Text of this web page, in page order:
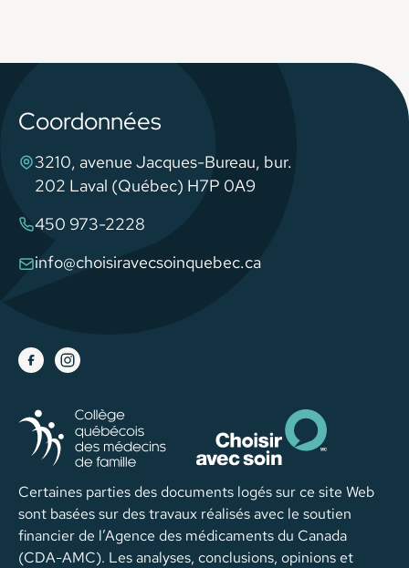
Coordonnées
3210, avenue Jacques-Bureau, bur.
202 Laval (Québec) H7P 0A9
450 973-2228
info@choisiravecsoinquebec.ca
Certaines parties des documents logés sur ce site Web
sont basées sur des travaux réalisés avec le soutien
financier de l’Agence des médicaments du Canada
(CDA-AMC). Les analyses, conclusions, opinions et